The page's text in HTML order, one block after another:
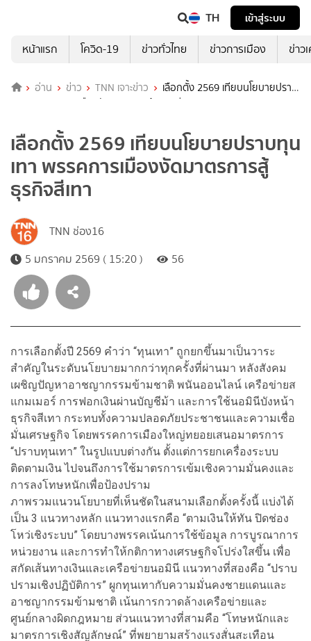
TH
เข้าสู่ระบบ
หน้าแรก
โควิด-19 ข่าวทั่วไทย ข่าวการเมือง ข่าว
อ่าน ข่าว TNN เจาะข่าว
เลือกตั้ง 2569 เทียบนโยบายปราบ
ทุนเทา พรรคการเมืองงัดมาตรการสู้ธุรกิจสีเทา
เลือกตั้ง 2569 เทียบนโยบายปราบทุน
เทา พรรคการเมืองงัดมาตรการสู้
ธุรกิจสีเทา
TNN ช่อง16
5 มกราคม 2569 ( 15:20 )
56
การเลือกตั้งปี 2569 คำว่า “ทุนเทา” ถูกยกขึ้นมาเป็นวาระ
สำคัญในระดับนโยบายมากกว่าทุกครั้งที่ผ่านมา หลังสังคม
เผชิญปัญหาอาชญากรรมข้ามชาติ พนันออนไลน์ เครือข่ายส
แกมเมอร์ การฟอกเงินผ่านบัญชีม้า และการใช้นอมินีบังหน้า
ธุรกิจสีเทา กระทบทั้งความปลอดภัยประชาชนและความเชื่อ
มั่นเศรษฐกิจ โดยพรรคการเมืองใหญ่ทยอยเสนอมาตรการ
“ปราบทุนเทา” ในรูปแบบต่างกัน ตั้งแต่การยกเครื่องระบบ
ติดตามเงิน ไปจนถึงการใช้มาตรการเข้มเชิงความมั่นคงและ
การลงโทษหนักเพื่อป้องปราม
ภาพรวมแนวนโยบายที่เห็นชัดในสนามเลือกตั้งครั้งนี้ แบ่งได้
เป็น 3 แนวทางหลัก แนวทางแรกคือ “ตามเงินให้ทัน ปิดช่อง
โหว่เชิงระบบ” โดยบางพรรคเน้นการใช้ข้อมูล การบูรณาการ
หน่วยงาน และการทำให้กติกาทางเศรษฐกิจโปร่งใสขึ้น เพื่อ
สกัดเส้นทางเงินและเครือข่ายนอมินี แนวทางที่สองคือ “ปราบ
ปรามเชิงปฏิบัติการ” ผูกทุนเทากับความมั่นคงชายแดนและ
อาชญากรรมข้ามชาติ เน้นการกวาดล้างเครือข่ายและ
ศูนย์กลางผิดกฎหมาย ส่วนแนวทางที่สามคือ “โทษหนักและ
มาตรการเชิงสัญลักษณ์” ที่พยายามสร้างแรงสั่นสะเทือน